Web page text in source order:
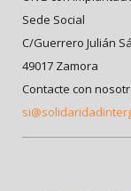
Sede Social
C/Guerrero Julián
49017 Zamora
Contacte con